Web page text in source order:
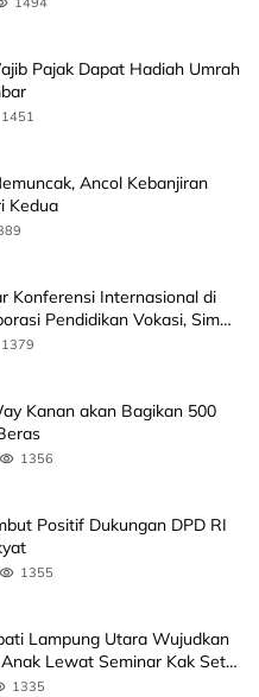
Pajak Dapat Hadiah Umrah
1451
Ancol Kebanjiran
Kedua
Konferensi Internasional di
Pendidikan Vokasi, Simak
1379
Kanan akan Bagikan 500
1356
Positif Dukungan DPD RI
1355
Lampung Utara Wujudkan
Lewat Seminar Kak Seto,
1335